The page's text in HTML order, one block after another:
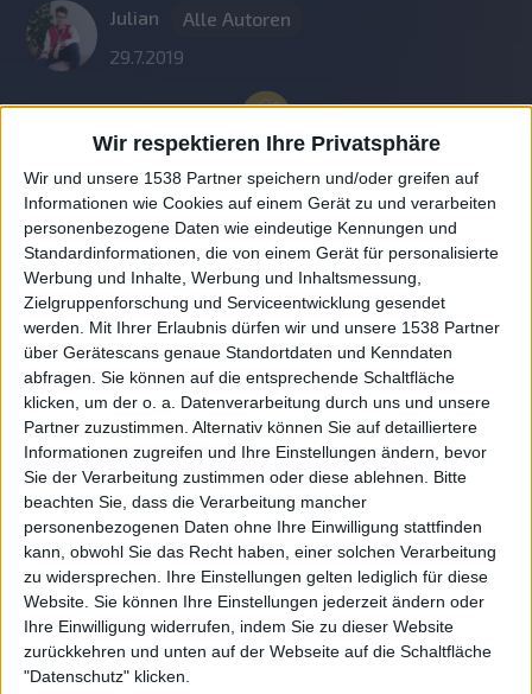
Wir respektieren Ihre Privatsphäre
Wir und unsere 1538 Partner speichern und/oder greifen auf
Informationen wie Cookies auf einem Gerät zu und verarbeiten
personenbezogene Daten wie eindeutige Kennungen und
Standardinformationen, die von einem Gerät für personalisierte
Werbung und Inhalte, Werbung und Inhaltsmessung,
Zielgruppenforschung und Serviceentwicklung gesendet
werden.
Mit Ihrer Erlaubnis dürfen wir und unsere 1538 Partner
über Gerätescans genaue Standortdaten und Kenndaten
abfragen. Sie können auf die entsprechende Schaltfläche
klicken, um der o. a. Datenverarbeitung durch uns und unsere
Partner zuzustimmen. Alternativ können Sie auf detailliertere
Informationen zugreifen und Ihre Einstellungen ändern, bevor
Sie der Verarbeitung zustimmen oder diese ablehnen.
Bitte
beachten Sie, dass die Verarbeitung mancher
personenbezogenen Daten ohne Ihre Einwilligung stattfinden
kann, obwohl Sie das Recht haben, einer solchen Verarbeitung
zu widersprechen. Ihre Einstellungen gelten lediglich für diese
Website. Sie können Ihre Einstellungen jederzeit ändern oder
Ihre Einwilligung widerrufen, indem Sie zu dieser Website
zurückkehren und unten auf der Webseite auf die Schaltfläche
"Datenschutz" klicken.
Julian
Alle Autoren
29.7.2019
Auf DESMONDO findet Ihr Inspirationen für
individuelles, gemütliches und intelligentes Wohnen,
die aktuellsten Einrichtungstrends und Informatives zu
neuesten Smart Home Systemen.
About
DESMONDO Suche
Rechtliches
Impressum
Datenschutz
Sitemap